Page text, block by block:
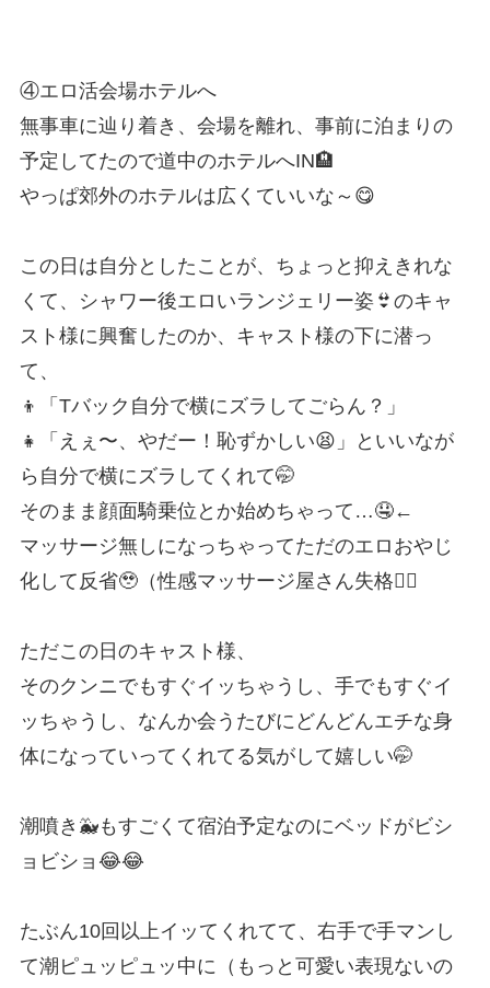
④エロ活会場ホテルへ
無事車に辿り着き、会場を離れ、事前に泊まりの
予定してたので道中のホテルへIN🏨
やっぱ郊外のホテルは広くていいな～😋
この日は自分としたことが、ちょっと抑えきれな
くて、シャワー後エロいランジェリー姿👙のキャ
スト様に興奮したのか、キャスト様の下に潜っ
て、
👦「Tバック自分で横にズラしてごらん？」
👧「えぇ〜、やだー！恥ずかしい😫」といいなが
ら自分で横にズラしてくれて🤭
そのまま顔面騎乗位とか始めちゃって…🤤←
マッサージ無しになっちゃってただのエロおやじ
化して反省🥹（性感マッサージ屋さん失格🙅‍♂️
ただこの日のキャスト様、
そのクンニでもすぐイッちゃうし、手でもすぐイ
ッちゃうし、なんか会うたびにどんどんエチな身
体になっていってくれてる気がして嬉しい🤭
潮噴き🐳もすごくて宿泊予定なのにベッドがビシ
ョビショ😂😂
たぶん10回以上イッてくれてて、右手で手マンし
て潮ピュッピュッ中に（もっと可愛い表現ないの